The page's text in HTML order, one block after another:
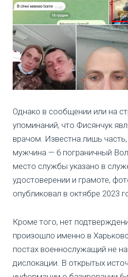
Однако в сообщении или на
упоминаний, что Фисянчук
врачом. Известна лишь
мужчина — 6 пограничный
место службы указано в
удостоверении и грамоте,
опубликовал в октябре 2023
Кроме того, нет
произошло именно в
постах военнослужащий не
дислокации. В открытых